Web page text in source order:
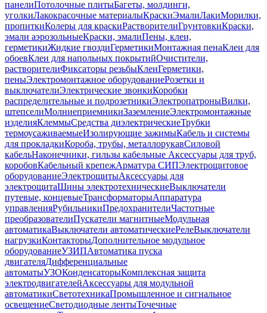
панелиПотолочные плитыБагеты, молдинги,
уголкиЛакокрасочные материалыКраскиЭмалиЛакиМорилки,
пропиткиКолеры для краскиРастворителиГрунтовкиКраски,
эмали аэрозольныеКраски, эмалиПены, клеи,
герметикиЖидкие гвоздиГерметикиМонтажная пенаКлеи для
обоевКлеи для напольных покрытийОчистители,
растворителиФиксаторы резьбыКлеиГерметики,
пеныЭлектромонтажное оборудованиеРозетки и
выключателиЭлектрические звонкиКоробки
распределительные и подрозетникиЭлектропатроныВилки,
штепселиМолниеприемникиЗаземлениеЭлектромонтажные
изделияКлеммыСредства диэлектрическиеТрубки
термоусаживаемыеИзолирующие зажимыКабель и системы
для прокладкиКороба, трубы, металлорукавСиловой
кабельНаконечники, гильзы кабельные Аксессуары для труб,
коробовКабельный крепежАрматура СИПЭлектрощитовое
оборудованиеЭлектрощитыАксессуары для
электрощитаШины электротехническиеВыключатели
путевые, концевыеТрансформаторыАппаратура
управленияРубильникиПредохранителиЧастотные
преобразователиПускатели магнитныеМодульная
автоматикаВыключатели автоматическиеРелеВыключатели
нагрузкиКонтакторыДополнительное модульное
оборудованиеУЗИПАвтоматика пуска
двигателяДифференциальные
автоматыУЗОКонденсаторыКомплексная защита
электродвигателейАксессуары для модульной
автоматикиСветотехникаПромышленное и сигнальное
освещениеСветодиодные лентыТочечные